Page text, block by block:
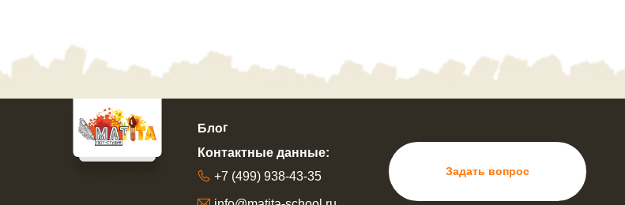
Задать вопрос
+7 (499) 938-43-35
Блог
Контактные данные: